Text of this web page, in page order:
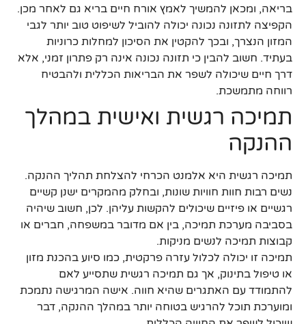
בריאה, ומכאן להמשיך לאמץ אורח חיים בריא גם לאחר מכן.
הקפיצה לתזונה נכונה יכולה להוביל לשיפוט טוב יותר לגבי
המזון הנצרך, ובכך להקטין את הסיכון למחלות כרוניות
בעתיד. חשוב להבין כי תזונה נכונה אינה רק פתרון זמני, אלא
דרך חיים שיכולה לשפר את הבריאות הכללית ולהבטיח
רווחה מתמשכת.
תמיכה רגשית ואישית במהלך
ההנקה
תמיכה רגשית היא אלמנט הכרחי להצלחת תהליך ההנקה.
נשים רבות חוות חוויות שונות, ובחלק מהמקרים ישנן קשיים
רגשיים או פיזיים שיכולים להקשות עליהן. לכן, חשוב שיהיה
בסביבה מערכת תמיכה, בין אם מדובר במשפחה, חברים או
קבוצות תמיכה לנשים מניקות.
תמיכה זו יכולה לכלול עזרה פרקטית, כמו סיוע בהכנת מזון
או טיפול בתינוק, אך גם תמיכה רגשית שתסייע לאם
להתמודד עם האתגרים שהיא חווה. אישה המרגישה נתמכת
ומוערכת תוכל להרגיש בטוחה יותר במהלך ההנקה, דבר